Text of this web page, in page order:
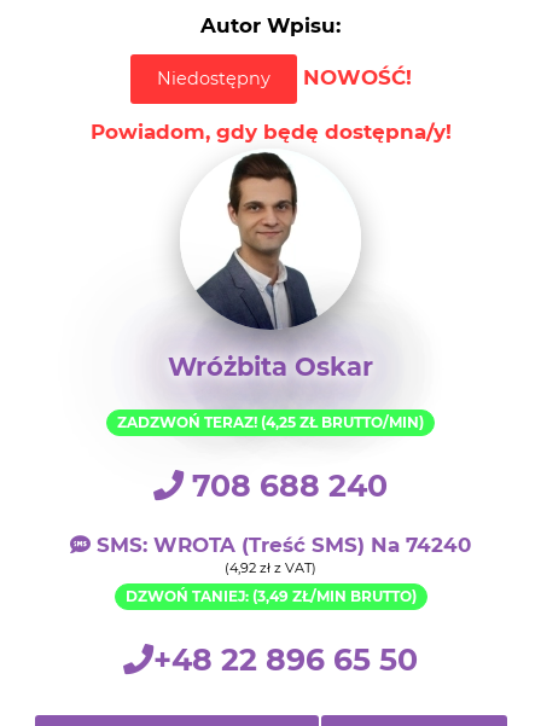
Autor Wpisu:
Niedostępny NOWOŚĆ!
Powiadom, gdy będę dostępna/y!
Wróżbita Oskar
ZADZWOŃ TERAZ! (4,25 ZŁ BRUTTO/MIN)
708 688 240
SMS: WROTA (treść SMS) Na 74240
(4,92 zł z VAT)
DZWOŃ TANIEJ: (3,49 ZŁ/MIN BRUTTO)
+48 22 896 65 50